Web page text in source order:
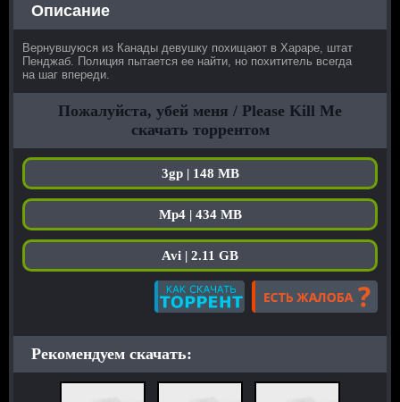
Описание
Вернувшуюся из Канады девушку похищают в Хараре, штат
Пенджаб. Полиция пытается ее найти, но похититель всегда
на шаг впереди.
Пожалуйста, убей меня / Please Kill Me
скачать торрентом
3gp | 148 MB
Mp4 | 434 MB
Avi | 2.11 GB
Рекомендуем скачать: